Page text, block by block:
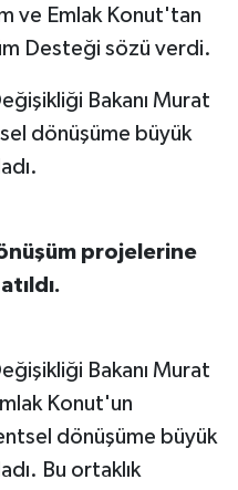
ve Emlak Konut'tan
Desteği sözü verdi.
Bakanı Murat
dönüşüme büyük
projelerine
Bakanı Murat
Konut'un
dönüşüme büyük
Bu ortaklık